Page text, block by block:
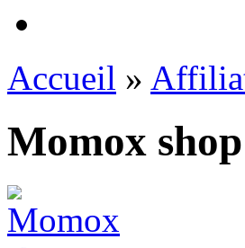
Accueil »
Momox